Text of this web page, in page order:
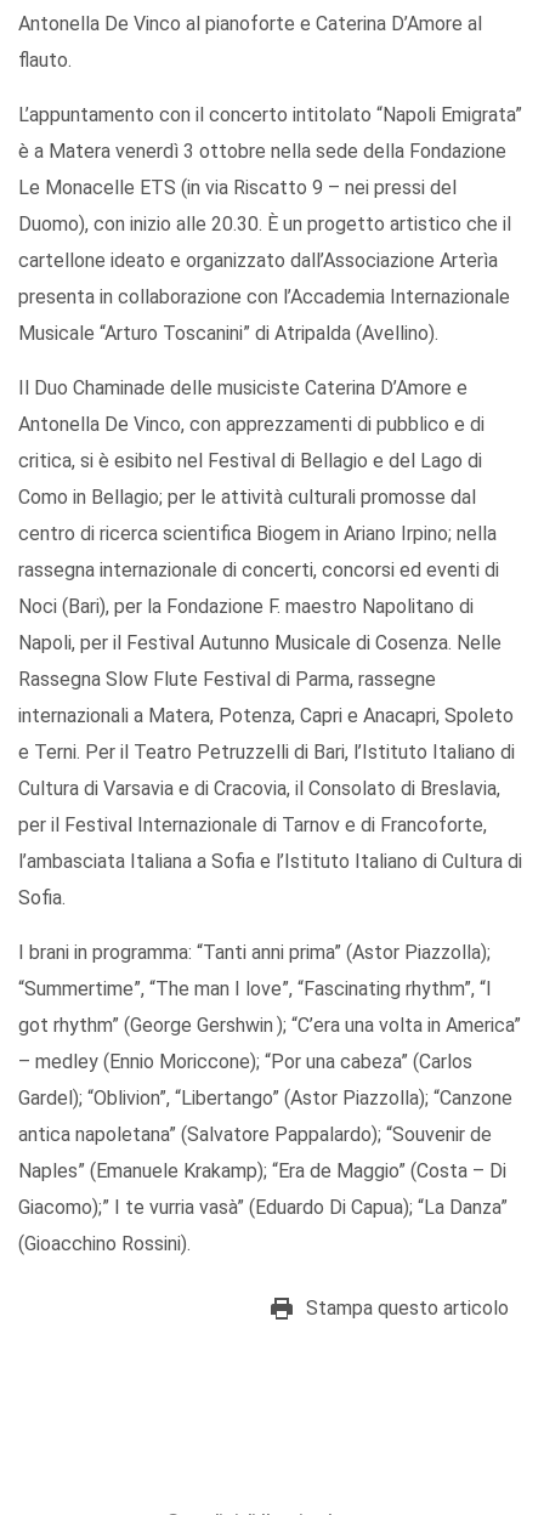
Antonella De Vinco al pianoforte e Caterina D’Amore al
flauto.
L’appuntamento con il concerto intitolato “Napoli Emigrata”
è a Matera venerdì 3 ottobre nella sede della Fondazione
Le Monacelle ETS (in via Riscatto 9 – nei pressi del
Duomo), con inizio alle 20.30. È un progetto artistico che il
cartellone ideato e organizzato dall’Associazione Arterìa
presenta in collaborazione con l’Accademia Internazionale
Musicale “Arturo Toscanini” di Atripalda (Avellino).
Il Duo Chaminade delle musiciste Caterina D’Amore e
Antonella De Vinco, con apprezzamenti di pubblico e di
critica, si è esibito nel Festival di Bellagio e del Lago di
Como in Bellagio; per le attività culturali promosse dal
centro di ricerca scientifica Biogem in Ariano Irpino; nella
rassegna internazionale di concerti, concorsi ed eventi di
Noci (Bari), per la Fondazione F. maestro Napolitano di
Napoli, per il Festival Autunno Musicale di Cosenza. Nelle
Rassegna Slow Flute Festival di Parma, rassegne
internazionali a Matera, Potenza, Capri e Anacapri, Spoleto
e Terni. Per il Teatro Petruzzelli di Bari, l’Istituto Italiano di
Cultura di Varsavia e di Cracovia, il Consolato di Breslavia,
per il Festival Internazionale di Tarnov e di Francoforte,
l’ambasciata Italiana a Sofia e l’Istituto Italiano di Cultura di
Sofia.
I brani in programma: “Tanti anni prima” (Astor Piazzolla);
“Summertime”, “The man I love”, “Fascinating rhythm”, “I
got rhythm” (George Gershwin ); “C’era una volta in America”
– medley (Ennio Moriccone); “Por una cabeza” (Carlos
Gardel); “Oblivion”, “Libertango” (Astor Piazzolla); “Canzone
antica napoletana” (Salvatore Pappalardo); “Souvenir de
Naples” (Emanuele Krakamp); “Era de Maggio” (Costa – Di
Giacomo);” I te vurria vasà” (Eduardo Di Capua); “La Danza”
(Gioacchino Rossini).
Stampa questo articolo